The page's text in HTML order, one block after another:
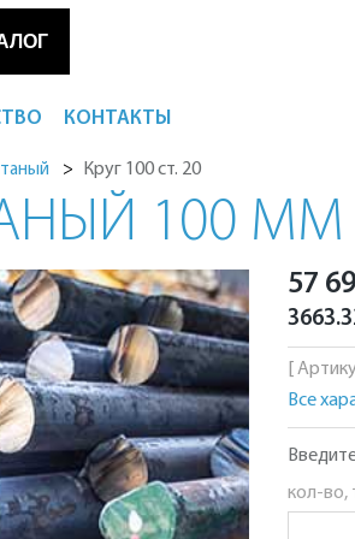
КОНТАКТЫ
Круг 100 ст. 20
100 ММ
57
[
Все
кол-во,